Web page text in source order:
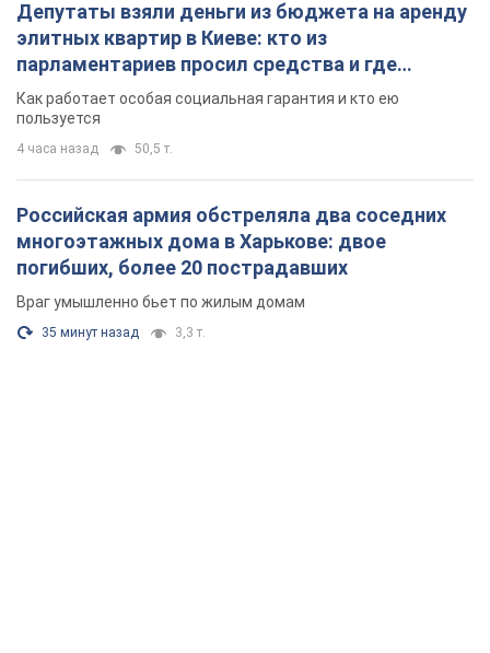
Депутаты взяли деньги из бюджета на аренду
элитных квартир в Киеве: кто из
парламентариев просил средства и где
поселился
Как работает особая социальная гарантия и кто ею
пользуется
4 часа назад 50,5 т.
Российская армия обстреляла два соседних
многоэтажных дома в Харькове: двое
погибших, более 20 пострадавших
Враг умышленно бьет по жилым домам
35 минут назад 3,3 т.